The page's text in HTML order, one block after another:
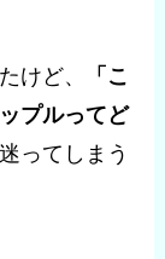
けど、
「こ
ップルってど
ってしまう